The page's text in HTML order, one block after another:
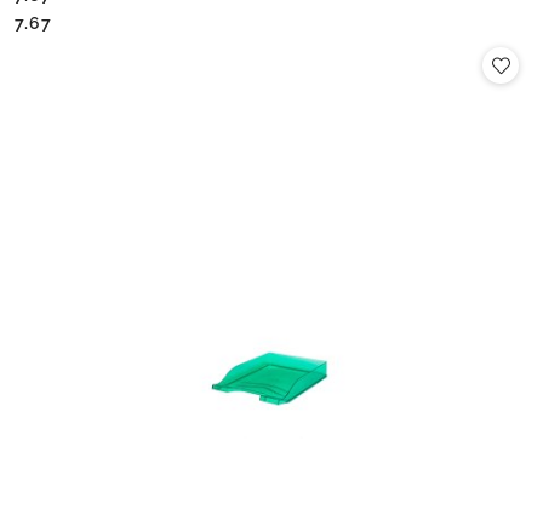
Cena:
Cena:
7.67